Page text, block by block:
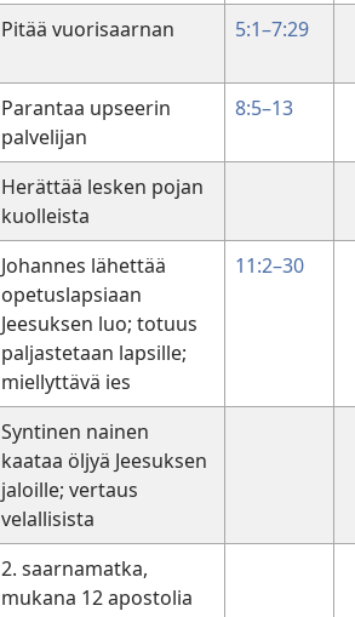
Pitää vuorisaarnan 5:1–7:29
Parantaa upseerin
palvelijan
8:5–13
Herättää lesken pojan
kuolleista
Johannes lähettää
opetuslapsiaan
Jeesuksen luo; totuus
paljastetaan lapsille;
miellyttävä ies
11:2–30
Syntinen nainen
kaataa öljyä Jeesuksen
jaloille; vertaus
velallisista
2. saarnamatka,
mukana 12 apostolia